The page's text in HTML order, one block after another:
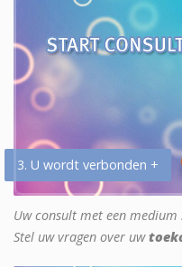
3. U wordt verbonden +
Uw consult met een medium
Stel uw vragen over uw